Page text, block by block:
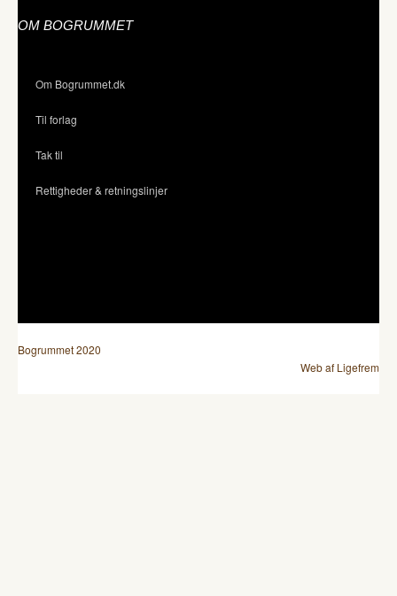
OM BOGRUMMET
Om Bogrummet.dk
Til forlag
Tak til
Rettigheder & retningslinjer
Bogrummet 2020
Web af Ligefrem